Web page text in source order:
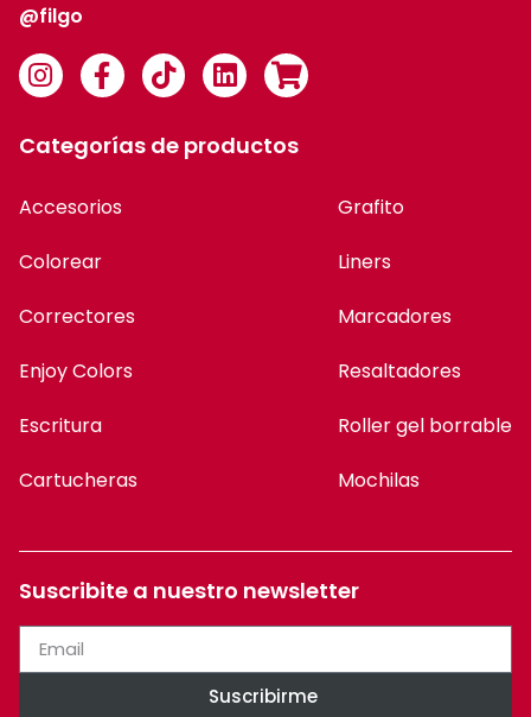
@filgo
Categorías de productos
Accesorios
Colorear
Correctores
Enjoy Colors
Escritura
Cartucheras
Grafito
Liners
Marcadores
Resaltadores
Roller gel borrable
Mochilas
Suscribite a nuestro newsletter
Suscribirme